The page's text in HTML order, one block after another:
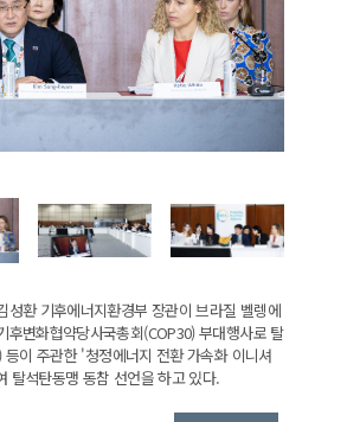
성환 기후에너지환경부 장관이 브라질 벨렝에
후변화협약당사국총회(COP30) 부대행사로 탈
등이 주관한 '청정에너지 전환 가속화 이니셔
탈석탄동맹 동참 선언을 하고 있다.